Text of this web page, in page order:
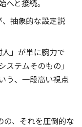
と接続。
抽象的な設定説
」が単に腕力で
テムそのもの」
う、一段高い視点
の、それを圧倒的な